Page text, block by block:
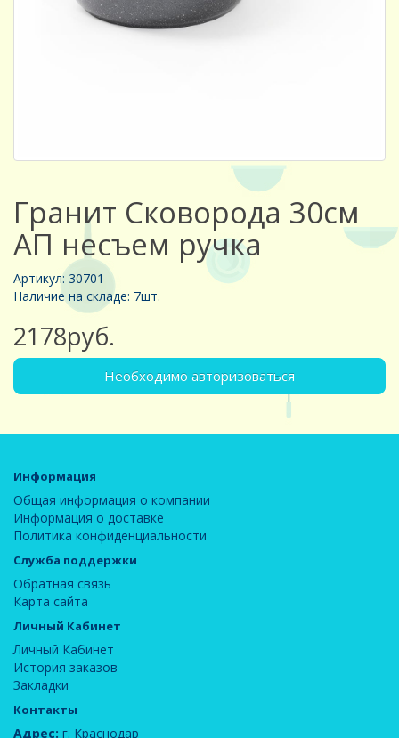
Гранит Сковорода 30см
АП несъем ручка
Артикул: 30701
Наличие на складе: 7шт.
2178руб.
Необходимо авторизоваться
Информация
Общая информация о компании
Информация о доставке
Политика конфиденциальности
Служба поддержки
Обратная связь
Карта сайта
Личный Кабинет
Личный Кабинет
История заказов
Закладки
Контакты
Адрес: г. Краснодар